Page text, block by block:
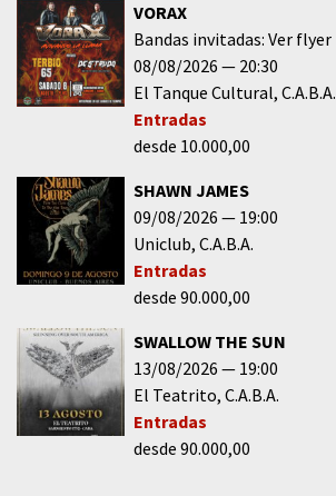
VORAX
Bandas invitadas: Ver flyer
08/08/2026
20:30
El Tanque Cultural C.A.B.A.
Entradas
desde 10.000,00
SHAWN JAMES
09/08/2026
19:00
Uniclub C.A.B.A.
Entradas
desde 90.000,00
SWALLOW THE SUN
13/08/2026
19:00
El Teatrito C.A.B.A.
Entradas
desde 90.000,00